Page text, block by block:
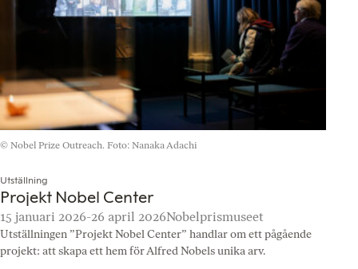
© Nobel Prize Outreach. Foto: Nanaka Adachi
Utställning
Projekt Nobel Center
15 januari 2026-26 april 2026Nobelprismuseet
Utställningen ”Projekt Nobel Center” handlar om ett pågående
projekt: att skapa ett hem för Alfred Nobels unika arv.